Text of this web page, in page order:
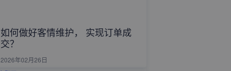
如何做好客情维护， 实现订单成
交？
2026年02月26日